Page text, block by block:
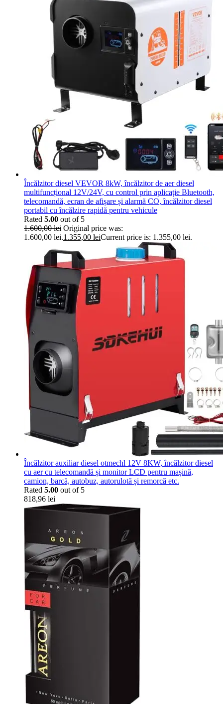
Încălzitor diesel VEVOR 8kW, încălzitor de aer diesel
multifuncțional 12V/24V, cu control prin aplicație Bluetooth,
telecomandă, ecran de afișare și alarmă CO, încălzitor diesel
portabil cu încălzire rapidă pentru vehicule
Rated 5.00 out of 5
1.600,00lei Original price was:
1.600,00 lei.1.355,00 leiCurrent price is: 1.355,00 lei.
Încălzitor auxiliar diesel otmechl 12V 8KW, încălzitor diesel
cu aer cu telecomandă și monitor LCD pentru mașină,
camion, barcă, autobuz, autorulotă și remorcă etc.
Rated 5.00 out of 5
818,96 lei